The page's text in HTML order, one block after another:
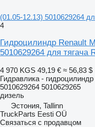
(01.05-12.13) 5010629264
4
Гидроцилиндр Renault
5010629264 для тягача
4 970 KGS 49,19 € ≈ 56,83 $
Гидравлика - гидроцилиндр
5010629264 5010629265
дизель
Эстония, Tallinn
TruckParts Eesti OÜ
Связаться с продавцом